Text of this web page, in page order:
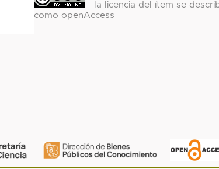
la licencia del ítem se
como openAccess